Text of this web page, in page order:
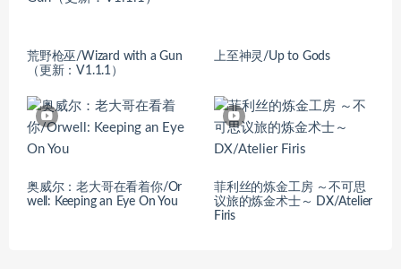
荒野枪巫/Wizard with a Gun
（更新：V1.1.1）
上至神灵/Up to Gods
奥威尔：老大哥在看着你/Or
well: Keeping an Eye On You
菲利丝的炼金工房 ～不可思
议旅的炼金术士～ DX/Atelier
Firis